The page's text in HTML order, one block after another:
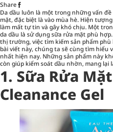
Share
Da dầu luôn là một trong những vấn
mặt, đặc biệt là vào mùa hè. Hiện
làm mất tự tin và gây khó chịu. Một
da dầu là sử dụngsữa rửa mặt phù
thị trường, việc tìm kiếm sản phẩm
bài viết này, chúng ta sẽ cùng tìm hiểu
nhất hiện nay. Những sản phẩm này
còn giúp kiểm soát dầu nhờn, mang
1. Sữa Rửa
Cleanance Gel